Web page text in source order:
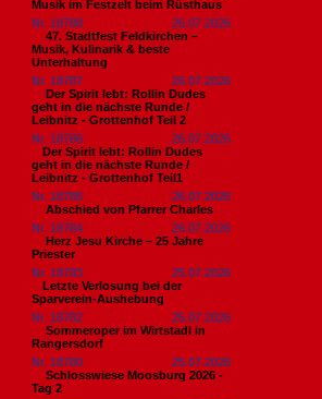
Musik im Festzelt beim Rüsthaus
Nr. 18788
26.07.2026
47. Stadtfest Feldkirchen –
Musik, Kulinarik & beste
Unterhaltung
Nr. 18787
26.07.2026
Der Spirit lebt: Rollin Dudes
geht in die nächste Runde /
Leibnitz - Grottenhof Teil 2
Nr. 18786
26.07.2026
​Der Spirit lebt: Rollin Dudes
geht in die nächste Runde /
Leibnitz - Grottenhof Teil1
Nr. 18785
26.07.2026
Abschied von Pfarrer Charles
Nr. 18784
26.07.2026
Herz Jesu Kirche – 25 Jahre
Priester
Nr. 18783
25.07.2026
​Letzte Verlosung bei der
Sparverein-Aushebung
Nr. 18782
25.07.2026
Sommeroper im Wirtstadl in
Rangersdorf
Nr. 18780
25.07.2026
Schlosswiese Moosburg 2026 -
Tag 2